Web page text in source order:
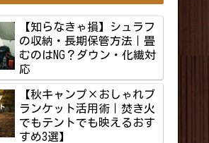
【知らなきゃ損】シュラフ
の収納・長期保管方法｜畳
むのはNG？ダウン・化繊対
応
【秋キャンプ×おしゃれブ
ランケット活用術｜焚き火
でもテントでも映えるおす
すめ3選】